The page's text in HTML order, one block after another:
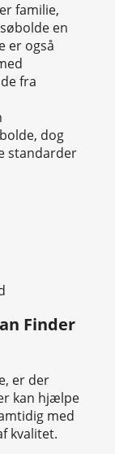
familie,
en
er også
fra
dog
standarder
Finder
er der
kan hjælpe
med
kvalitet.